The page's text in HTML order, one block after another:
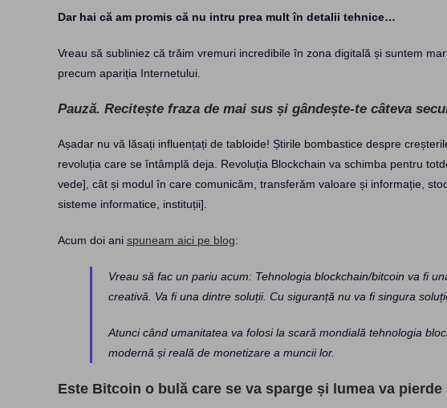
Dar hai că am promis că nu intru prea mult în detalii tehnice…
Vreau să subliniez că trăim vremuri incredibile în zona digitală și suntem
precum apariția Internetului.
Pauză. Recitește fraza de mai sus și gândește-te câteva
Așadar nu vă lăsați influențați de tabloide! Știrile bombastice despre
revoluția care se întâmplă deja. Revoluția Blockchain va schimba pentru
vede], cât și modul în care comunicăm, transferăm valoare și informație,
sisteme informatice, instituții].
Acum doi ani spuneam aici pe blog:
Vreau să fac un pariu acum: Tehnologia blockchain/bitcoin va fi
creativă. Va fi una dintre soluții. Cu siguranță nu va fi singura
Atunci când umanitatea va folosi la scară mondială tehnologia
modernă și reală de monetizare a muncii lor.
Este Bitcoin o bulă care se va sparge și lumea va pierde